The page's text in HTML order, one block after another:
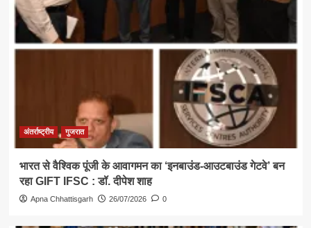
अंतर्राष्ट्रीय गुजरात
भारत से वैश्विक पूंजी के आवागमन का ‘इनबाउंड-आउटबाउंड गेटवे’ बन
रहा GIFT IFSC : डॉ. दीपेश शाह
Apna Chhattisgarh 26/07/2026 0